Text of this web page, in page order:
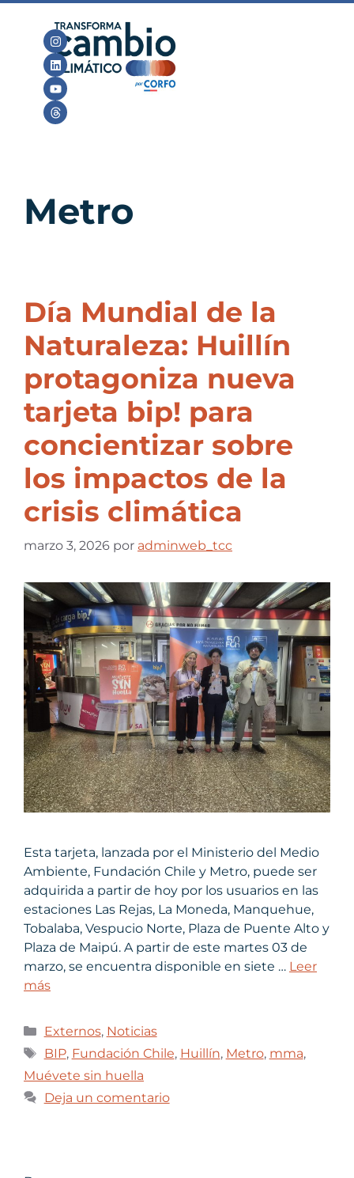
Metro
Día Mundial de la
Naturaleza: Huillín
protagoniza nueva
tarjeta bip! para
concientizar sobre
los impactos de la
crisis climática
marzo 3, 2026 por adminweb_tcc
Esta tarjeta, lanzada por el Ministerio del Medio
Ambiente, Fundación Chile y Metro, puede ser
adquirida a partir de hoy por los usuarios en las
estaciones Las Rejas, La Moneda, Manquehue,
Tobalaba, Vespucio Norte, Plaza de Puente Alto y
Plaza de Maipú. A partir de este martes 03 de
marzo, se encuentra disponible en siete … Leer
más
Externos, Noticias
BIP, Fundación Chile, Huillín, Metro, mma,
Muévete sin huella
Deja un comentario